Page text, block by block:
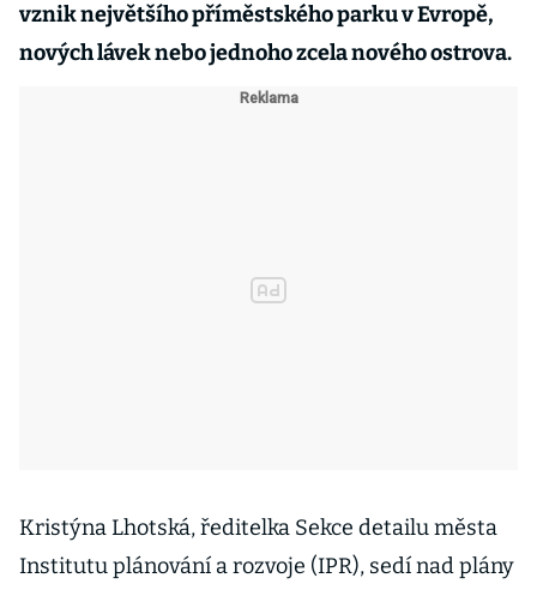
vznik největšího příměstského parku v Evropě,
nových lávek nebo jednoho zcela nového ostrova.
Kristýna Lhotská, ředitelka Sekce detailu města
Institutu plánování a rozvoje (IPR), sedí nad plány